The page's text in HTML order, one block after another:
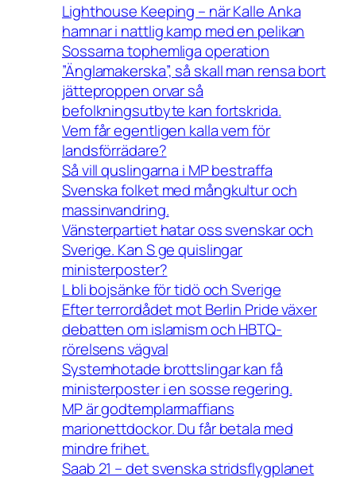
Lighthouse Keeping – när Kalle Anka
hamnar i nattlig kamp med en pelikan
Sossarna tophemliga operation
”Änglamakerska”, så skall man rensa bort
jätteproppen orvar så
befolkningsutbyte kan fortskrida.
Vem får egentligen kalla vem för
landsförrädare?
Så vill quslingarna i MP bestraffa
Svenska folket med mångkultur och
massinvandring.
Vänsterpartiet hatar oss svenskar och
Sverige. Kan S ge quislingar
ministerposter?
L bli bojsänke för tidö och Sverige
Efter terrordådet mot Berlin Pride växer
debatten om islamism och HBTQ-
rörelsens vägval
Systemhotade brottslingar kan få
ministerposter i en sosse regering.
MP är godtemplarmaffians
marionettdockor. Du får betala med
mindre frihet.
Saab 21 – det svenska stridsflygplanet